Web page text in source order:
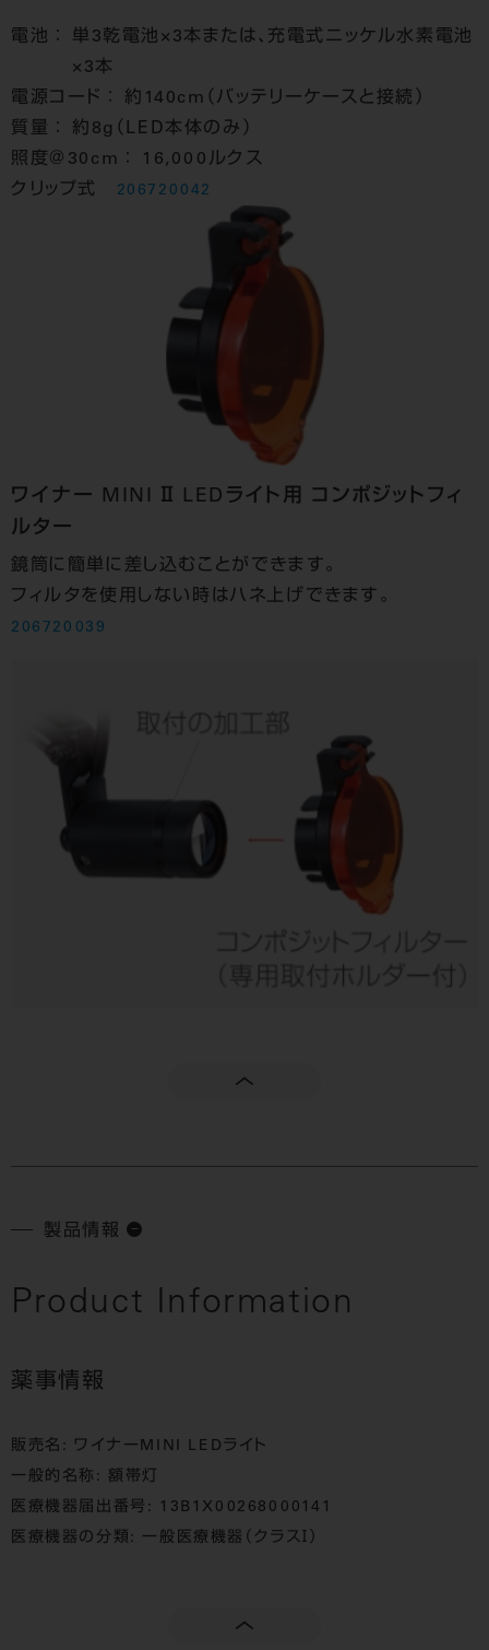
電池 ：
単3乾電池×3本または、充電式ニッケル水素電池
×3本
電源コード ：
約140cm（バッテリーケースと接続）
質量 ：
約8g（LED本体のみ）
照度＠30cm ：
16,000ルクス
クリップ式
206720042
ワイナー MINI Ⅱ LEDライト用 コンポジットフィ
ルター
鏡筒に簡単に差し込むことができます。
フィルタを使用しない時はハネ上げできます。
206720039
製品情報
Product Information
薬事情報
販売名: ワイナーMINI LEDライト
一般的名称: 額帯灯
医療機器届出番号: 13B1X00268000141
医療機器の分類: 一般医療機器（クラスⅠ）